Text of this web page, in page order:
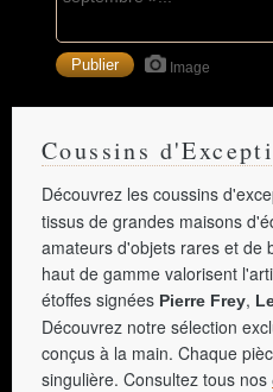
Image
Coussins
Découvrez les coussins
tissus de grandes maisons
amateurs d'objets rares et de
haut de gamme valorisent
étoffes signées Pierre Frey,
Découvrez notre sélection
conçus à la main. Chaque
singulière. Consultez tous nos